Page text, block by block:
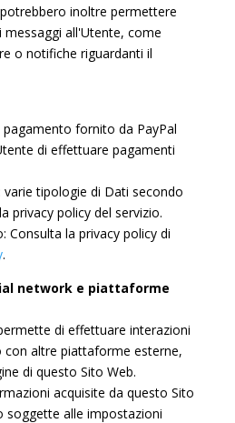
inoltre permettere
all'Utente, come
o notifiche riguardanti il
pagamento fornito da PayPal
di effettuare pagamenti
tipologie di Dati secondo
privacy policy del servizio.
Consulta la privacy policy di
.
network e piattaforme
di effettuare interazioni
altre piattaforme esterne,
di questo Sito Web.
acquisite da questo Sito
soggette alle impostazioni